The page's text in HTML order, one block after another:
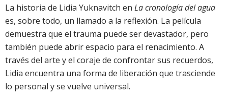
La historia de Lidia Yuknavitch en La cronología del agua
es, sobre todo, un llamado a la reflexión. La película
demuestra que el trauma puede ser devastador, pero
también puede abrir espacio para el renacimiento. A
través del arte y el coraje de confrontar sus recuerdos,
Lidia encuentra una forma de liberación que trasciende
lo personal y se vuelve universal.